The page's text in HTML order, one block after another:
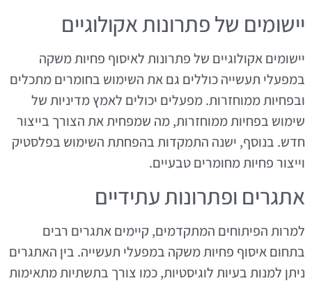
יישומים של פתרונות אקולוגיים
יישומים אקולוגיים של פתרונות לאיסוף פחיות משקה
במפעלי תעשייה כוללים גם את השימוש בחומרים מתכלים
ובפחיות ממוחזרות. מפעלים יכולים לאמץ מדיניות של
שימוש בפחיות ממוחזרות, מה שמפחית את הצורך בייצור
חדש. בנוסף, ישנה התמקדות בהפחתת השימוש בפלסטיק
וייצור פחיות מחומרים טבעיים.
אתגרים ופתרונות עתידיים
למרות הפיתוחים המתקדמים, קיימים אתגרים רבים
בתחום איסוף פחיות משקה במפעלי תעשייה. בין האתגרים
ניתן למנות בעיות לוגיסטיות, כמו צורך בתשתיות מתאימות